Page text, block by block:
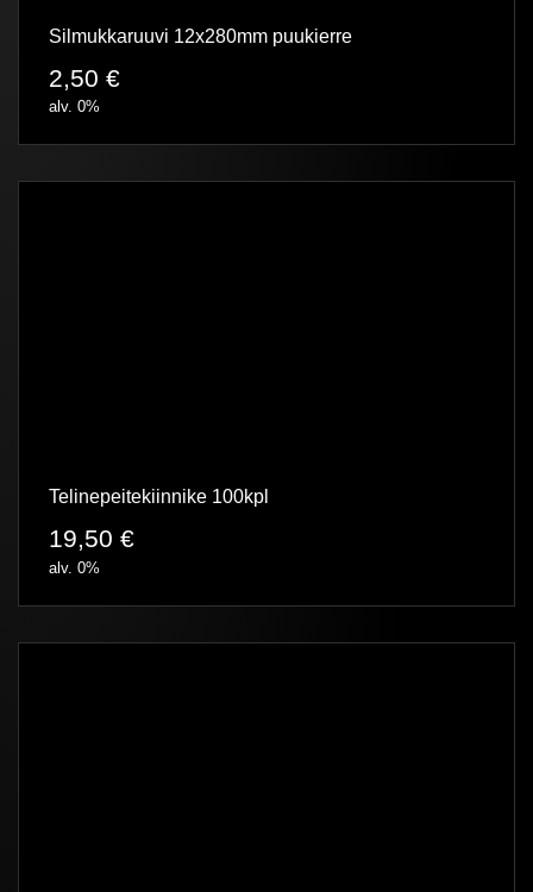
Silmukkaruuvi 12x280mm puukierre
2,50 €
alv. 0%
Telinepeitekiinnike 100kpl
19,50 €
alv. 0%